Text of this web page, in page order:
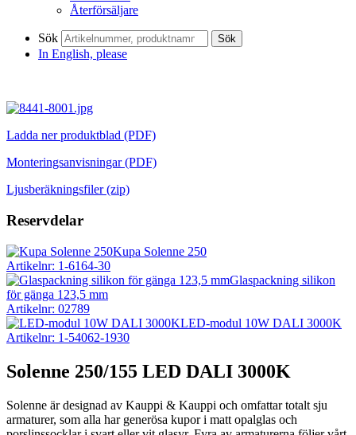
Återförsäljare
Sök Sök
In English, please
Ladda ner produktblad (PDF)
Monteringsanvisningar (PDF)
Ljusberäkningsfiler (zip)
Reservdelar
Kupa Solenne 250
Artikelnr: 1-6164-30
Glaspackning silikon
för gänga 123,5 mm
Artikelnr: 02789
LED-modul 10W DALI 3000K
Artikelnr: 1-54062-1930
Solenne 250/155 LED DALI 3000K
Solenne är designad av Kauppi & Kauppi och omfattar totalt sju
armaturer, som alla har generösa kupor i matt opalglas och